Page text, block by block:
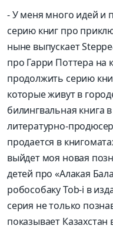
- У меня много идей и
серию книг про
ныне выпускает
про Гарри Поттера на
продолжить серию
которые живут в
билингвальная книга
литературно-
продается в
выйдет моя новая
детей про «Алакая
робособаку Tob-i в
серия не только
показывает